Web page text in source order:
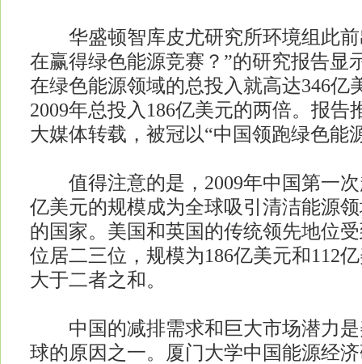
华盛顿智库皮尤研究所环境组此前
在赢得绿色能源竞赛？”的研究报告显
在绿色能源领域的总投入就高达346亿
2009年总投入186亿美元的两倍。报告
大媒体转载，被冠以“中国领跑绿色能
值得注意的是，2009年中国第一次
亿美元的规模成为全球吸引清洁能源
的国家。美国和英国的传统领先地位
位居二三位，规模为186亿美元和112
大于二者之和。
中国的减排需求和巨大市场潜力是
球的原因之一。厦门大学中国能源经